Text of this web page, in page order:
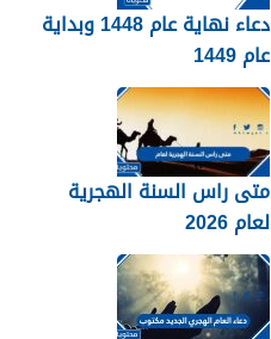
دعاء نهاية عام 1448 وبداية
عام 1449
متى راس السنة الهجرية
لعام 2026